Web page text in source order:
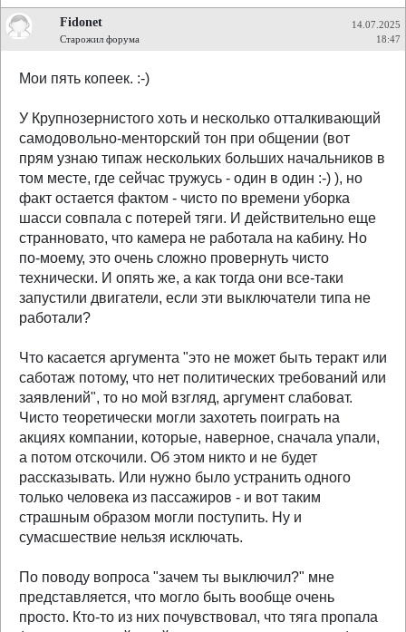
Fidonet
Старожил форума
14.07.2025
18:47
Мои пять копеек. :-)
У Крупнозернистого хоть и несколько отталкивающий
самодовольно-менторский тон при общении (вот
прям узнаю типаж нескольких больших начальников в
том месте, где сейчас тружусь - один в один :-) ), но
факт остается фактом - чисто по времени уборка
шасси совпала с потерей тяги. И действительно еще
странновато, что камера не работала на кабину. Но
по-моему, это очень сложно провернуть чисто
технически. И опять же, а как тогда они все-таки
запустили двигатели, если эти выключатели типа не
работали?
Что касается аргумента "это не может быть теракт или
саботаж потому, что нет политических требований или
заявлений", то но мой взгляд, аргумент слабоват.
Чисто теоретически могли захотеть поиграть на
акциях компании, которые, наверное, сначала упали,
а потом отскочили. Об этом никто и не будет
рассказывать. Или нужно было устранить одного
только человека из пассажиров - и вот таким
страшным образом могли поступить. Ну и
сумасшествие нельзя исключать.
По поводу вопроса "зачем ты выключил?" мне
представляется, что могло быть вообще очень
просто. Кто-то из них почувствовал, что тяга пропала